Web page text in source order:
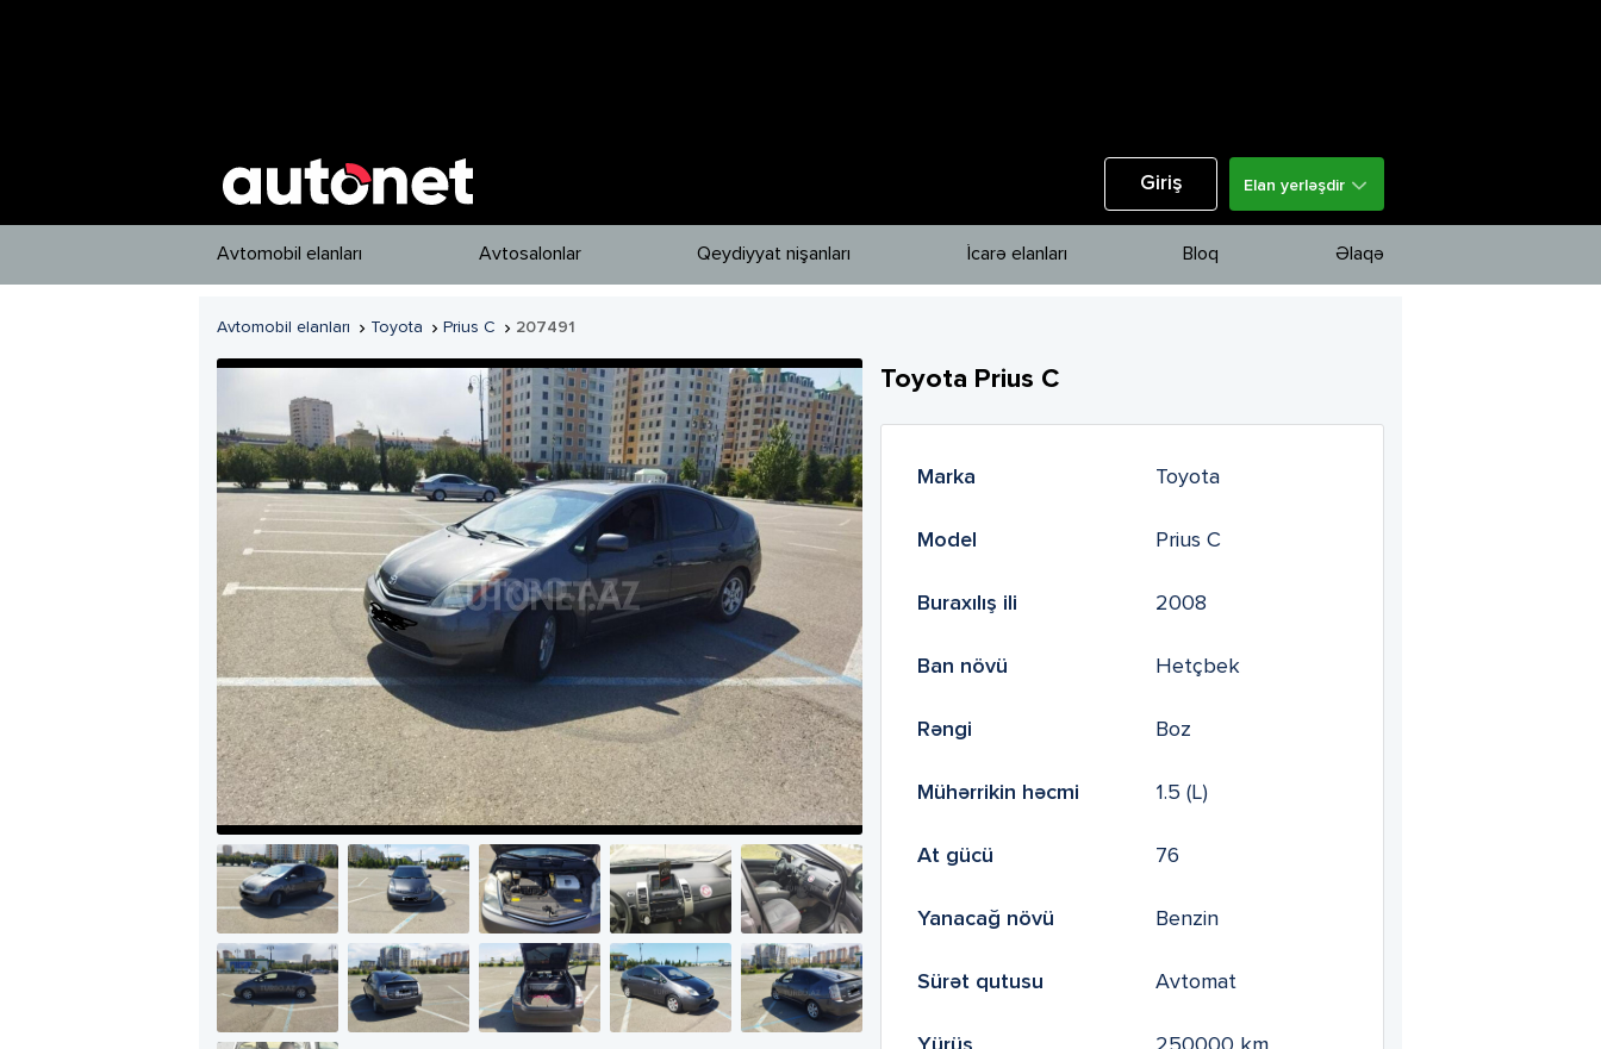
Giriş Elan yerləşdir
Avtomobil elanları Avtosalonlar Qeydiyyat nişanları İcarə elanları Bloq Əlaqə
Avtomobil elanları  Toyota  Prius C  207491
Toyota Prius C
Marka Toyota
Model Prius C
Buraxılış ili 2008
Ban növü Hetçbek
Rəngi Boz
Mühərrikin həcmi 1.5 (L)
At gücü 76
Yanacağ növü Benzin
Sürət qutusu Avtomat